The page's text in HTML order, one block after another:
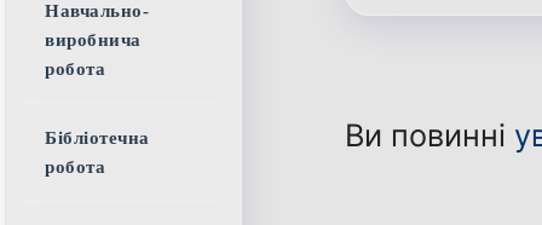
Ви повинні
Навчально-
виробнича
робота
Бібліотечна
робота